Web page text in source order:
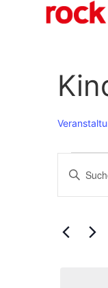
Bitte
Suche